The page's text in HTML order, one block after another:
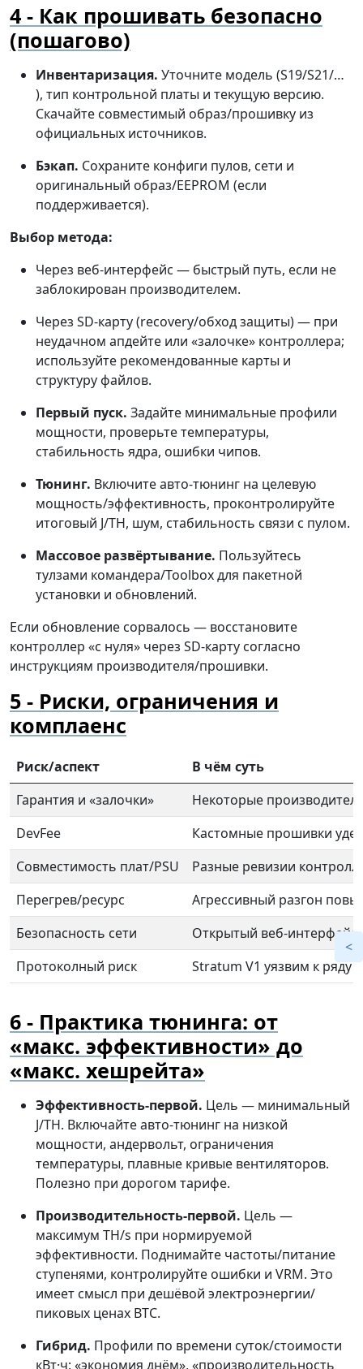
Как прошивать безопасно
(пошагово)
Инвентаризация. Уточните модель (S19/S21/…
), тип контрольной платы и текущую версию.
Скачайте совместимый образ/прошивку из
официальных источников.
Бэкап. Сохраните конфиги пулов, сети и
оригинальный образ/EEPROM (если
поддерживается).
Выбор метода:
Через веб-интерфейс — быстрый путь, если не
заблокирован производителем.
Через SD-карту (recovery/обход защиты) — при
неудачном апдейте или «залочке» контроллера;
используйте рекомендованные карты и
структуру файлов.
Первый пуск. Задайте минимальные профили
мощности, проверьте температуры,
стабильность ядра, ошибки чипов.
Тюнинг. Включите авто-тюнинг на целевую
мощность/эффективность, проконтролируйте
итоговый J/TH, шум, стабильность связи с пулом.
Массовое развёртывание. Пользуйтесь
тулзами командера/Toolbox для пакетной
установки и обновлений.
Если обновление сорвалось — восстановите
контроллер «с нуля» через SD-карту согласно
инструкциям производителя/прошивки.
Риски, ограничения и
комплаенс
Риск/аспект
В чём суть
Гарантия и «залочки»
Некоторые
DevFee
Кастомные прошивки
Совместимость плат/PSU
Разные ревизии
Перегрев/ресурс
Агрессивный разгон
Безопасность сети
Открытый веб-
Протоколный риск
Stratum V1 уязвим к ряду
Практика тюнинга: от
«макс. эффективности» до
«макс. хешрейта»
Эффективность-первой. Цель — минимальный
J/TH. Включайте авто-тюнинг на низкой
мощности, андервольт, ограничения
температуры, плавные кривые вентиляторов.
Полезно при дорогом тарифе.
Производительность-первой. Цель —
максимум TH/s при нормируемой
эффективности. Поднимайте частоты/питание
ступенями, контролируйте ошибки и VRM. Это
имеет смысл при дешёвой электроэнергии/
пиковых ценах BTC.
Гибрид. Профили по времени суток/стоимости
кВт·ч: «экономия днём», «производительность